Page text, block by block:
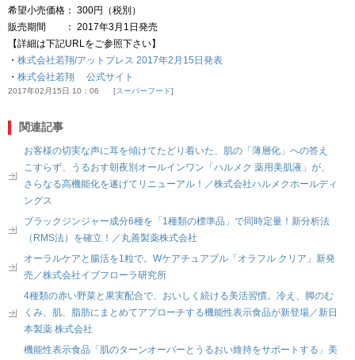
希望小売価格： 300円（税別）
販売期間 ： 2017年3月1日発売
【詳細は下記URLをご参照下さい】
・ 株式会社若翔/アットプレス 2017年2月15日発表
・ 株式会社若翔 公式サイト
2017年02月15日 10：06 スーパーフード
関連記事
お客様の切実な声に耳を傾けてたどり着いた、肌の「薄層化」への答え
こすらず、うるおす朝夜別オールインワン「ハルメク 薬用美肌液」が、
さらなる高機能化を遂げてリニューアル！／株式会社ハルメクホールディ
ングス
ブラックジンジャー成分6種を「1種類の標準品」で同時定量！新分析法
（RMS法）を確立！／丸善製薬株式会社
オーラルケアと腸活を1粒で。Wケアチュアブル「オラフル クリア」新発
売／株式会社イブフローラ研究所
4種類の赤い野菜と果実配合で、おいしく続ける美活習慣。冷え、脚のむ
くみ、肌、脂肪にまとめてアプローチする機能性表示食品が新登場／新日
本製薬 株式会社
機能性表示食品「肌のターンオーバーとうるおい維持をサポートする」美